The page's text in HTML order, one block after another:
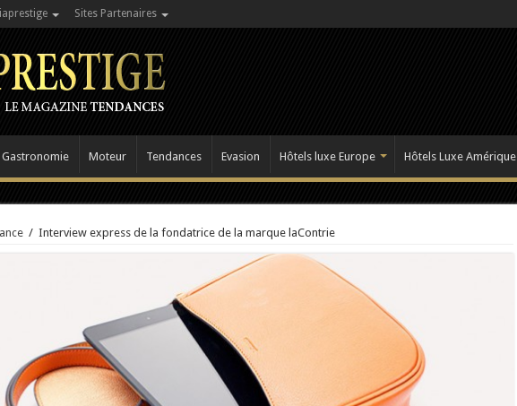
Sites Partenaires
Gastronomie Moteur Tendances Evasion Hôtels luxe Europe Hôtels Luxe Amérique
/ Interview express de la fondatrice de la marque laContrie